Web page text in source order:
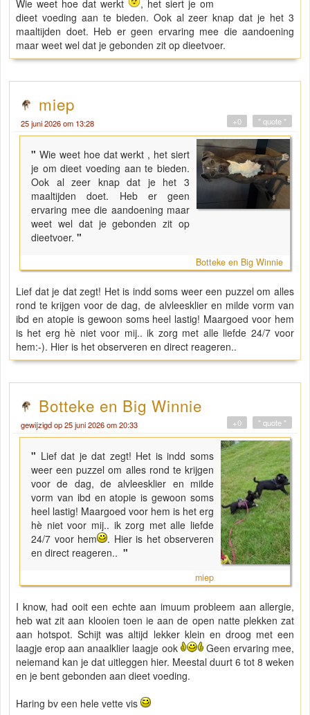
Wie weet hoe dat werkt
, het siert je om
dieet voeding aan te bieden. Ook al zeer knap dat je het 3
maaltijden doet. Heb er geen ervaring mee die aandoening
maar weet wel dat je gebonden zit op dieetvoer.
miep
25 juni 2026 om 13:28 " quote "
+0
" Wie weet hoe dat werkt , het siert
je om dieet voeding aan te bieden.
Ook al zeer knap dat je het 3
maaltijden doet. Heb er geen
ervaring mee die aandoening maar
weet wel dat je gebonden zit op
dieetvoer. "
Botteke en Big Winnie
Lief dat je dat zegt! Het is indd soms weer een puzzel om alles
rond te krijgen voor de dag, de alvleesklier en milde vorm van
ibd en atopie is gewoon soms heel lastig! Maargoed voor hem
is het erg hè niet voor mij.. ik zorg met alle liefde 24/7 voor
hem:-). Hier is het observeren en direct reageren..
Botteke en Big Winnie
gewijzigd op 25 juni 2026 om 20:33 " quote "
+0
" Lief dat je dat zegt! Het is indd soms
weer een puzzel om alles rond te krijgen
voor de dag, de alvleesklier en milde
vorm van ibd en atopie is gewoon soms
heel lastig! Maargoed voor hem is het erg
hè niet voor mij.. ik zorg met alle liefde
24/7 voor hem
. Hier is het observeren
en direct reageren.. "
miep
I know, had ooit een echte aan imuum probleem aan allergie,
heb wat zit aan klooien toen ie aan de open natte plekken zat
aan hotspot. Schijt was altijd lekker klein en droog met een
laagje erop aan anaalklier laagje ook
Geen ervaring mee,
neiemand kan je dat uitleggen hier. Meestal duurt 6 tot 8 weken
en je bent gebonden aan dieet voeding.
Haring bv een hele vette vis